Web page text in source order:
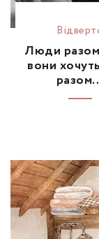
Люди
вони